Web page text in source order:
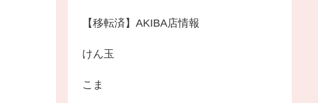
【移転済】AKIBA店情報
けん玉
こま